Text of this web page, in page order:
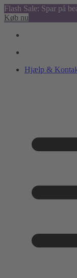
Flash Sale: Spar på
Køb nu
Hjælp &